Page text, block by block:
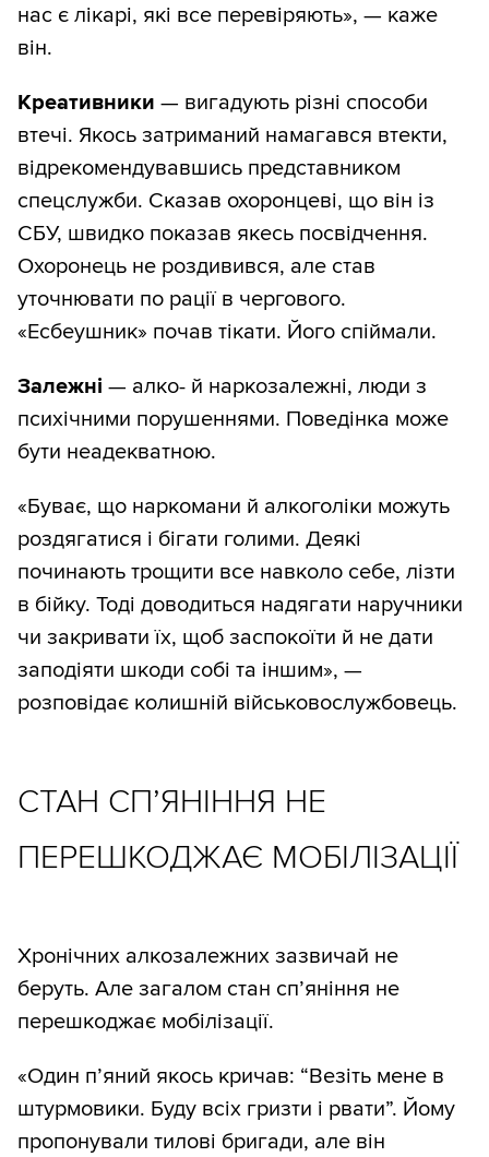
нас є лікарі, які все перевіряють», — каже
він.
Креативники — вигадують різні способи
втечі. Якось затриманий намагався втекти,
відрекомендувавшись представником
спецслужби. Сказав охоронцеві, що він із
СБУ, швидко показав якесь посвідчення.
Охоронець не роздивився, але став
уточнювати по рації в чергового.
«Есбеушник» почав тікати. Його спіймали.
Залежні — алко- й наркозалежні, люди з
психічними порушеннями. Поведінка може
бути неадекватною.
«Буває, що наркомани й алкоголіки можуть
роздягатися і бігати голими. Деякі
починають трощити все навколо себе, лізти
в бійку. Тоді доводиться надягати наручники
чи закривати їх, щоб заспокоїти й не дати
заподіяти шкоди собі та іншим», —
розповідає колишній військовослужбовець.
СТАН СП’ЯНІННЯ НЕ
ПЕРЕШКОДЖАЄ МОБІЛІЗАЦІЇ
Хронічних алкозалежних зазвичай не
беруть. Але загалом стан сп’яніння не
перешкоджає мобілізації.
«Один п’яний якось кричав: “Везіть мене в
штурмовики. Буду всіх гризти і рвати”. Йому
пропонували тилові бригади, але він